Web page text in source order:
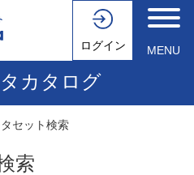
ログイン MENU
カタログ
セット検索
索